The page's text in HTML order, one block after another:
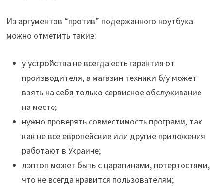
Из аргументов “против” подержанного ноутбука
можно отметить такие:
у устройства не всегда есть гарантия от
производителя, а магазин техники б/у может
взять на себя только сервисное обслуживание
на месте;
нужно проверять совместимость программ, так
как не все европейские или другие приложения
работают в Украине;
лэптоп может быть с царапинами, потертостями,
что не всегда нравится пользователям;